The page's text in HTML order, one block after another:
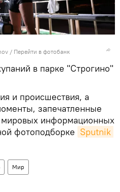
/ Перейти в фотобанк
в парке "Строгино"
и происшествия, а
запечатленные
информационных
фотоподборке Sputnik
Мир